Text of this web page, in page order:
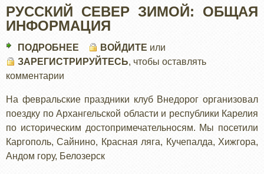
РУССКИЙ СЕВЕР ЗИМОЙ: ОБЩАЯ
ИНФОРМАЦИЯ
ПОДРОБНЕЕ
РУССКИЙ
ОБЩАЯ
ИНФОРМАЦИЯ
ВОЙДИТЕ или
ЗАРЕГИСТРИРУЙТЕСЬ, чтобы оставлять
комментарии
На февральские праздники клуб Внедорог организовал
поездку по Архангельской области и республики Карелия
по историческим достопримечательносям. Мы посетили
Каргополь, Сайнино, Красная ляга, Кучепалда, Хижгора,
Андом гору, Белозерск